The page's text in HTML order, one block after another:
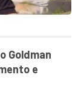
Goldman
e